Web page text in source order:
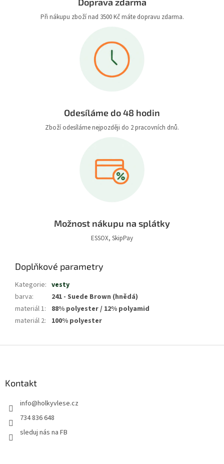
Při nákupu zboží nad 3500 Kč máte dopravu zdarma.
Odesíláme do 48 hodin
Zboží odesíláme nejpozději do 2 pracovních dnů.
Možnost nákupu na splátky
ESSOX, SkipPay
Doplňkové parametry
Kategorie: vesty
barva:
241 - Suede Brown (hnědá)
materiál 1:
88% polyester / 12% polyamid
materiál 2: 100% polyester
Kontakt
info@holkyvlese.cz
734 836 648
sleduj nás na FB